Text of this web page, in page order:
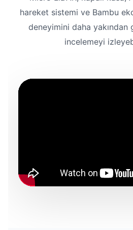
hareket sistemi ve Bambu
deneyimini daha
incelemeyi